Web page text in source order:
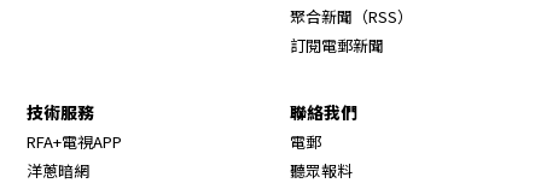
聚合新聞（RSS）
訂閱電郵新聞
技術服務
RFA+電視APP
洋蔥暗網
聯絡我們
電郵
聽眾報料